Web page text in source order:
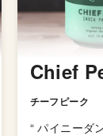
Chief
チーフピーク
“パイニーダ